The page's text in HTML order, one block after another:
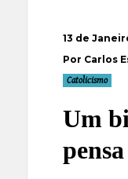
13 de
Por Carlos
Catolicismo
Um
pensa